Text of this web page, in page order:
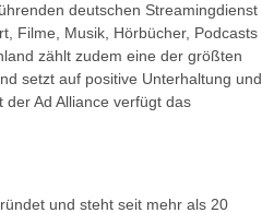
deutschen Streamingdienst
Filme, Musik, Hörbücher, Podcasts
zählt zudem eine der größten
setzt auf positive Unterhaltung und
Ad Alliance verfügt das
und steht seit mehr als 20